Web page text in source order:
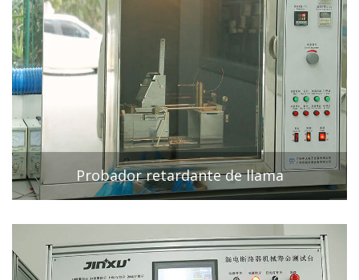
Probador retardante de llama